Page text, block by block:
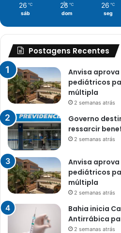
26 ℃
sáb
26 ℃
dom
26 ℃
seg
Postagens Recentes
Anvisa
pediátricos
múltipla
2 semanas atrás
Governo
ressarcir
2 semanas atrás
Anvisa
pediátricos
múltipla
2 semanas atrás
Bahia inicia
Antirrábica
2 semanas atrás